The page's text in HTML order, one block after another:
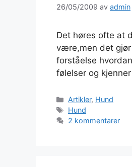
26/05/2009 av admin
Det høres ofte at
være,men det gjør
forståelse
følelser og
Kategorier
Artikler, Hund
Stikkord
Hund
2 kommentarer